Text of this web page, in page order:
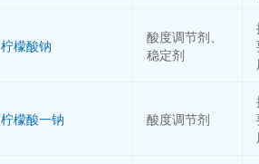
柠檬酸钠
酸度调节剂、
稳定剂
柠檬酸一钠 酸度调节剂